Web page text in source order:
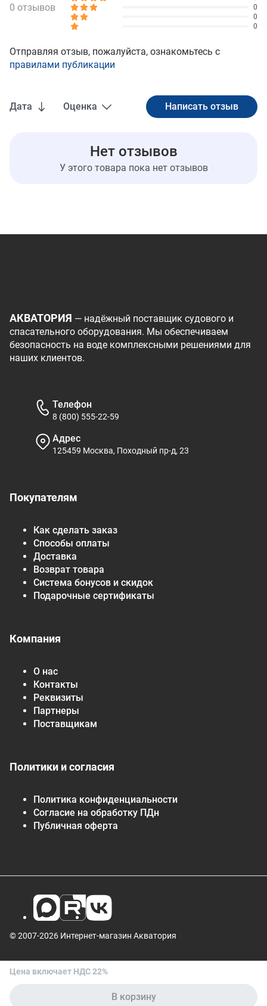
Цена включает НДС 22%
В корзину
Дата Оценка
Нет отзывов
У этого товара пока нет отзывов
0 отзывов
0
0
0
Отправляя отзыв, пожалуйста, ознакомьтесь с
правилами публикации
АКВАТОРИЯ — надёжный поставщик судового и
спасательного оборудования. Мы обеспечиваем
безопасность на воде комплексными решениями для
наших клиентов.
Покупателям
Как сделать заказ
Способы оплаты
Доставка
Возврат товара
Система бонусов и скидок
Подарочные сертификаты
Компания
О нас
Контакты
Реквизиты
Партнеры
Поставщикам
Политики и согласия
Политика конфиденциальности
Согласие на обработку ПДн
Публичная оферта
Телефон
8 (800) 555-22-59
Адрес
125459 Москва, Походный пр-д, 23
© 2007-2026 Интернет-магазин Акватория